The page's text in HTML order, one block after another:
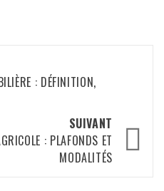
: DÉFINITION,
SUIVANT
: PLAFONDS ET
MODALITÉS